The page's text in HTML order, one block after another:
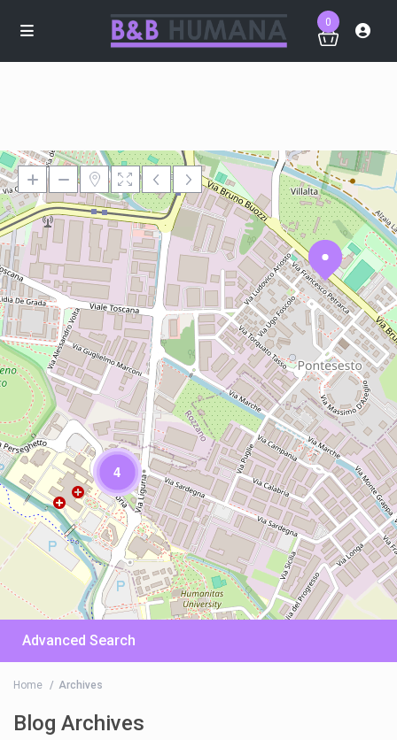
0
4
Loading Maps
Advanced Search
Home Archives
Blog Archives